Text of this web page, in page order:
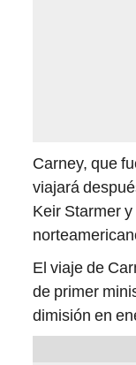
Carney, que
viajará
Keir Starmer
El viaje de
de primer
dimisión en